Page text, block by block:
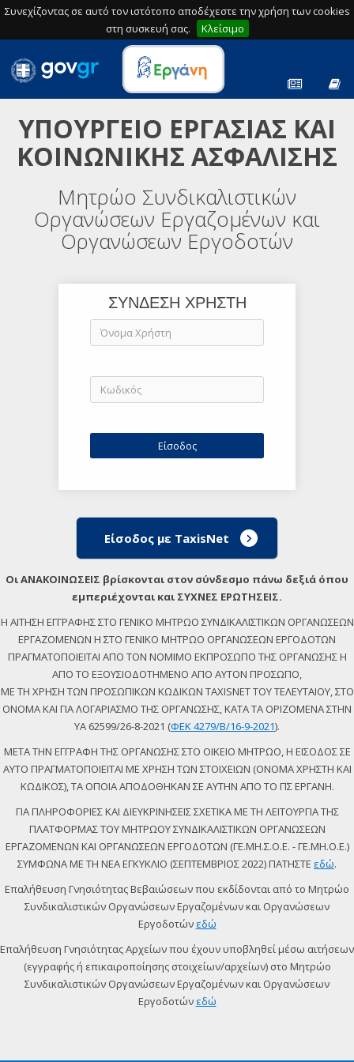
Συνεχίζοντας σε αυτό τον ιστότοπο αποδέχεστε την χρήση των cookies
στη συσκευή σας.
Κλείσιμο
ΥΠΟΥΡΓΕΙΟ ΕΡΓΑΣΙΑΣ ΚΑΙ
ΚΟΙΝΩΝΙΚΗΣ ΑΣΦΑΛΙΣΗΣ
Μητρώο Συνδικαλιστικών
Οργανώσεων Εργαζομένων και
Οργανώσεων Εργοδοτών
ΣΥΝΔΕΣΗ ΧΡΗΣΤΗ
Είσοδος με TaxisNet
Οι ΑΝΑΚΟΙΝΩΣΕΙΣ βρίσκονται στον σύνδεσμο πάνω δεξιά όπου
εμπεριέχονται και ΣΥΧΝΕΣ ΕΡΩΤΗΣΕΙΣ.
Η ΑΙΤΗΣΗ ΕΓΓΡΑΦΗΣ ΣΤΟ ΓΕΝΙΚΟ ΜΗΤΡΩΟ ΣΥΝΔΙΚΑΛΙΣΤΙΚΩΝ ΟΡΓΑΝΩΣΕΩΝ
ΕΡΓΑΖΟΜΕΝΩΝ Η ΣΤΟ ΓΕΝΙΚΟ ΜΗΤΡΩΟ ΟΡΓΑΝΩΣΕΩΝ ΕΡΓΟΔΟΤΩΝ
ΠΡΑΓΜΑΤΟΠΟΙΕΙΤΑΙ ΑΠΟ ΤΟΝ ΝΟΜΙΜΟ ΕΚΠΡΟΣΩΠΟ ΤΗΣ ΟΡΓΑΝΩΣΗΣ Η
ΑΠΟ ΤΟ ΕΞΟΥΣΙΟΔΟΤΗΜΕΝΟ ΑΠΟ ΑΥΤΟΝ ΠΡΟΣΩΠΟ,
ΜΕ ΤΗ ΧΡΗΣΗ ΤΩΝ ΠΡΟΣΩΠΙΚΩΝ ΚΩΔΙΚΩΝ TAXISNET ΤΟΥ ΤΕΛΕΥΤΑΙΟΥ, ΣΤΟ
ΟΝΟΜΑ ΚΑΙ ΓΙΑ ΛΟΓΑΡΙΑΣΜΟ ΤΗΣ ΟΡΓΑΝΩΣΗΣ, ΚΑΤΑ ΤΑ ΟΡΙΖΟΜΕΝΑ ΣΤΗΝ
ΥΑ 62599/26-8-2021 (ΦΕΚ 4279/Β/16-9-2021).
ΜΕΤΑ ΤΗΝ ΕΓΓΡΑΦΗ ΤΗΣ ΟΡΓΑΝΩΣΗΣ ΣΤΟ ΟΙΚΕΙΟ ΜΗΤΡΩΟ, Η ΕΙΣΟΔΟΣ ΣΕ
ΑΥΤΟ ΠΡΑΓΜΑΤΟΠΟΙΕΙΤΑΙ ΜΕ ΧΡΗΣΗ ΤΩΝ ΣΤΟΙΧΕΙΩΝ (ΟΝΟΜΑ ΧΡΗΣΤΗ ΚΑΙ
ΚΩΔΙΚΟΣ), ΤΑ ΟΠΟΙΑ ΑΠΟΔΟΘΗΚΑΝ ΣΕ ΑΥΤΗΝ ΑΠΟ ΤΟ ΠΣ ΕΡΓΑΝΗ.
ΓΙΑ ΠΛΗΡΟΦΟΡΙΕΣ ΚΑΙ ΔΙΕΥΚΡΙΝΗΣΕΙΣ ΣΧΕΤΙΚΑ ΜΕ ΤΗ ΛΕΙΤΟΥΡΓΙΑ ΤΗΣ
ΠΛΑΤΦΟΡΜΑΣ ΤΟΥ ΜΗΤΡΩΟΥ ΣΥΝΔΙΚΑΛΙΣΤΙΚΩΝ ΟΡΓΑΝΩΣΕΩΝ
ΕΡΓΑΖΟΜΕΝΩΝ ΚΑΙ ΟΡΓΑΝΩΣΕΩΝ ΕΡΓΟΔΟΤΩΝ (ΓΕ.ΜΗ.Σ.Ο.Ε. - ΓΕ.ΜΗ.Ο.Ε.)
ΣΥΜΦΩΝΑ ΜΕ ΤΗ ΝΕΑ ΕΓΚΥΚΛΙΟ (ΣΕΠΤΕΜΒΡΙΟΣ 2022) ΠΑΤΗΣΤΕ εδώ.
Επαλήθευση Γνησιότητας Βεβαιώσεων που εκδίδονται από το Μητρώο
Συνδικαλιστικών Οργανώσεων Εργαζομένων και Οργανώσεων
Εργοδοτών εδώ
Επαλήθευση Γνησιότητας Αρχείων που έχουν υποβληθεί μέσω αιτήσεων
(εγγραφής ή επικαιροποίησης στοιχείων/αρχείων) στο Μητρώο
Συνδικαλιστικών Οργανώσεων Εργαζομένων και Οργανώσεων
Εργοδοτών εδώ